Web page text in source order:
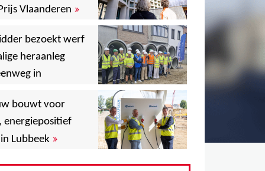
,
Vlaanderen »
, ,
,
bezoekt werf
heraanleg
in
,
bouwt voor
energiepositief
Lubbeek »